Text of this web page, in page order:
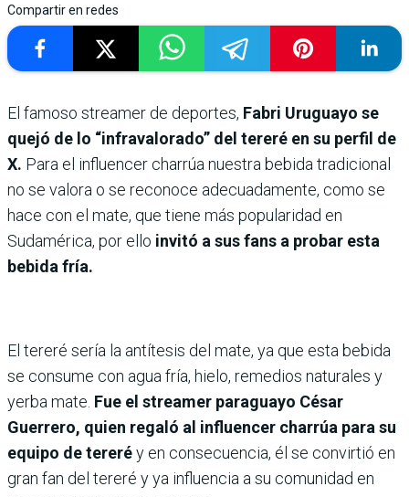
Compartir en redes
El famoso streamer de deportes, Fabri Uruguayo se
quejó de lo “infravalorado” del tereré en su perfil de
X. Para el influencer charrúa nuestra bebida tradicional
no se valora o se reconoce adecuadamente, como se
hace con el mate, que tiene más popularidad en
Sudamérica, por ello invitó a sus fans a probar esta
bebida fría.
El tereré sería la antítesis del mate, ya que esta bebida
se consume con agua fría, hielo, remedios naturales y
yerba mate. Fue el streamer paraguayo César
Guerrero, quien regaló al influencer charrúa para su
equipo de tereréy en consecuencia, él se convirtió en
gran fan del tereré y ya influencia a su comunidad en